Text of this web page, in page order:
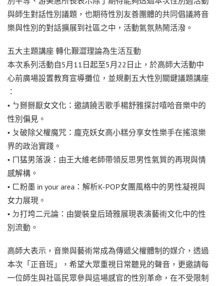
與師生對話性別議題，也期待性別友善團體的共同倡議將音
樂與性別的對話擴展到社區之中，活動氣氛熱鬧活潑。
五大主題講座 轉化艱澀理論為生活互動
本次系列活動自5月11日起至5月22日止，於高師大活動中
心前廣場設置教育宣導攤位，並規劃五大性別關鍵議題講座
：
• ㄅ掰掰厭女文化：邀請饒舌歌手楊舒雅探討嘻哈音樂中的
性別偏見。
• ㄆ破除父權魔咒：龐克妖女高小糕分享女性樂手在搖滾樂
界的政治實踐。
• ㄇ猛男落淚：由王大維老師帶領反思男性氣質的再現與情
感解構。
• ㄈ粉墨 in your area：解析K-POP女團風格中的男性凝視與
女力展現。
• ㄉ打垮二元論：由變裝皇后琦雅展現表演藝術文化中的性
別流動。
高師大表示，音樂與藝術常成為傳遞父權體制的媒介，透過
本次「正音班」，希望大眾重視日常聽見的聲音，更邀請每
一位師生與社區民眾參與這場感官的性別革命，在不受限制